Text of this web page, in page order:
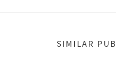
SIMILAR